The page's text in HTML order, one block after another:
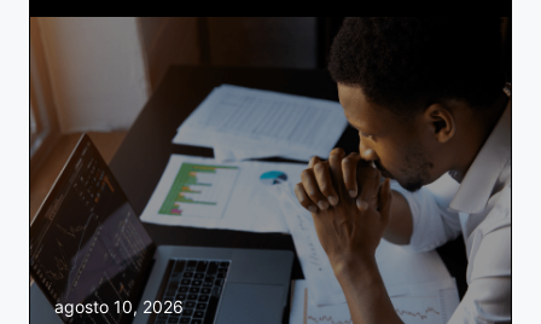
agosto 10, 2026